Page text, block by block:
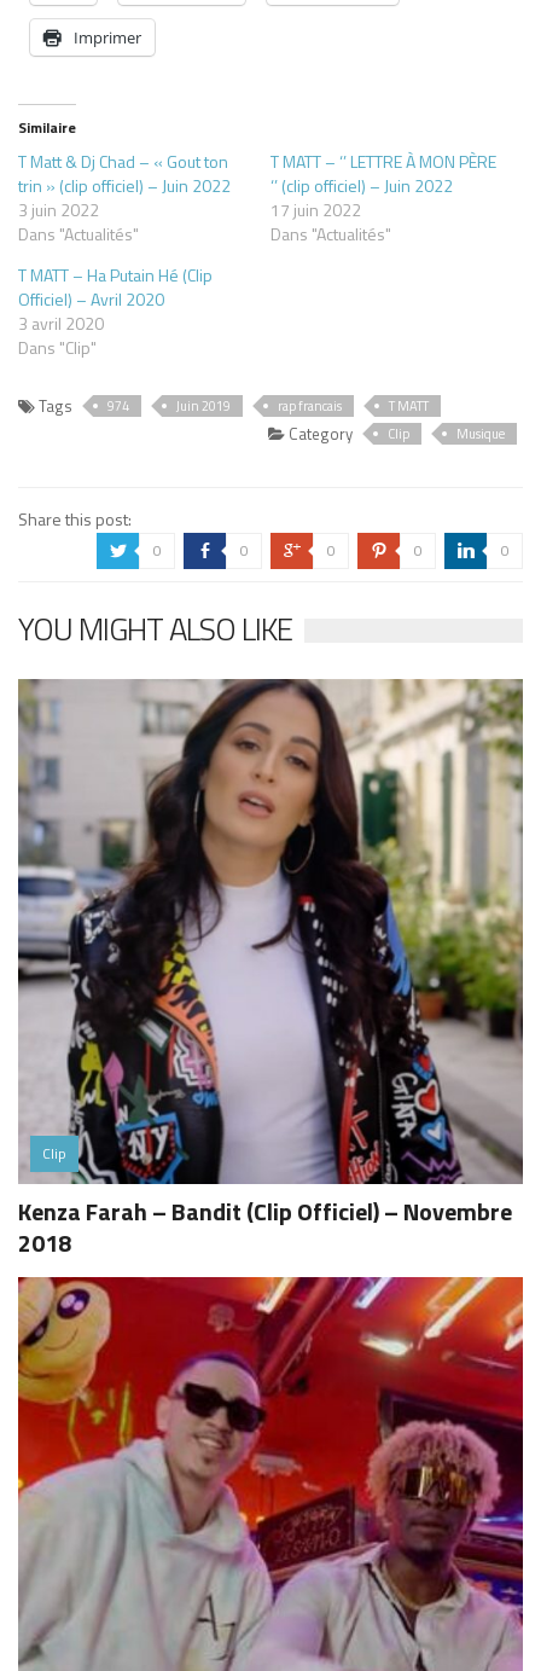
Imprimer
Similaire
T Matt & Dj Chad – « Gout ton
trin » (clip officiel) – Juin 2022
3 juin 2022
Dans "Actualités"
T MATT – ‘’ LETTRE À MON PÈRE
‘’ (clip officiel) – Juin 2022
17 juin 2022
Dans "Actualités"
T MATT – Ha Putain Hé (Clip
Officiel) – Avril 2020
3 avril 2020
Dans "Clip"
Tags 974 Juin 2019 rap francais T MATT
Category Clip Musique
Share this post:
a 0 b 0 c 0 d 0 j 0
YOU MIGHT ALSO LIKE
Clip
Kenza Farah – Bandit (Clip Officiel) – Novembre
2018